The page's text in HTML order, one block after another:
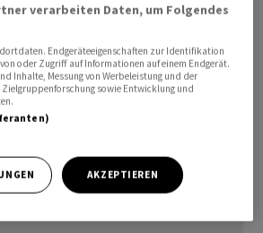
die Verbraucherpreise im
Zahlen zufolge um 3,2
des Vorjahresmonats.
verarbeiten Daten, um Folgendes
Endgeräteeigenschaften zur Identifikation
oder Zugriff auf Informationen auf einem Endgerät.
Inhalte, Messung von Werbeleistung und der
sowie Entwicklung und
AKZEPTIEREN